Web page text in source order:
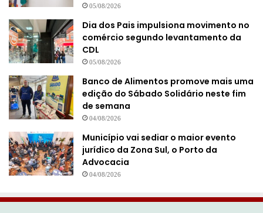
05/08/2026
Dia dos Pais impulsiona movimento no
comércio segundo levantamento da
CDL
05/08/2026
Banco de Alimentos promove mais uma
edição do Sábado Solidário neste fim
de semana
04/08/2026
Município vai sediar o maior evento
jurídico da Zona Sul, o Porto da
Advocacia
04/08/2026